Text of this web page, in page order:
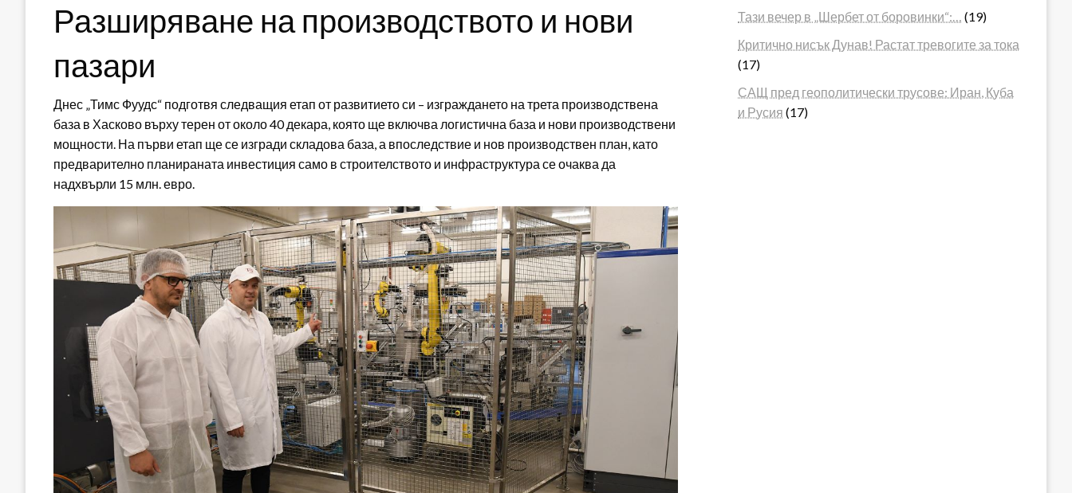
Разширяване на производството и нови
пазари
Днес „Тимс Фуудс“ подготвя следващия етап от развитието си – изграждането на трета производствена
база в Хасково върху терен от около 40 декара, която ще включва логистична база и нови производствени
мощности. На първи етап ще се изгради складова база, а впоследствие и нов производствен план, като
предварително планираната инвестиция само в строителството и инфраструктура се очаква да
надхвърли 15 млн. евро.
Тази вечер в „Шербет от боровинки“:…
(19)
Критично нисък Дунав! Растат тревогите за тока
(17)
САЩ пред геополитически трусове: Иран, Куба
и Русия (17)